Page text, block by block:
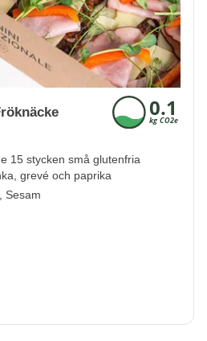
15 stycken små glutenfria
grevé och paprika
Sesam